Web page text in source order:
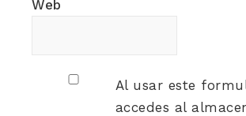
Web
Al usar este
accedes al